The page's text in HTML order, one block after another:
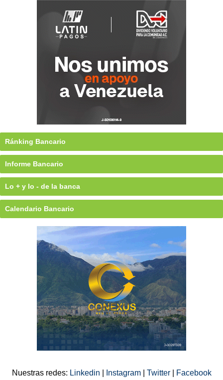
Ránking Bancario
Informe Bancario
Lo + y lo - de la banca
Calendario Bancario
Nuestras redes: Linkedin Instagram Twitter Facebook